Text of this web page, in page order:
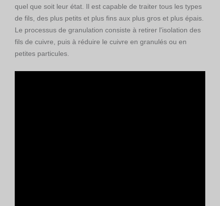
quel que soit leur état. Il est capable de traiter tous les types
de fils, des plus petits et plus fins aux plus gros et plus épais.
Le processus de granulation consiste à retirer l'isolation des
fils de cuivre, puis à réduire le cuivre en granulés ou en
petites particules.